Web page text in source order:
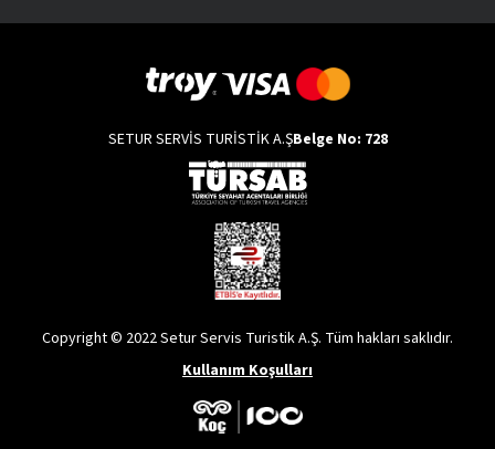
SETUR SERVİS TURİSTİK A.ŞBelge No: 728
Copyright © 2022 Setur Servis Turistik A.Ş. Tüm hakları saklıdır.
Kullanım Koşulları